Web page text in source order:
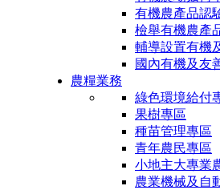
有機農產品認
檢舉有機農產
輔導設置有機
國內有機及友
農糧業務
綠色環境給付
果樹專區
種苗管理專區
青年農民專區
小地主大專業
農業機械及自